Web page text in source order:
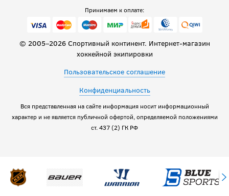
Принимаем к оплате:
© 2005–2026 Спортивный континент. Интернет-магазин
хоккейной экипировки
Пользовательское соглашение
Конфиденциальность
Вся представленная на сайте информация носит информационный
характер и не является публичной офертой, определяемой положениями
ст. 437 (2) ГК РФ